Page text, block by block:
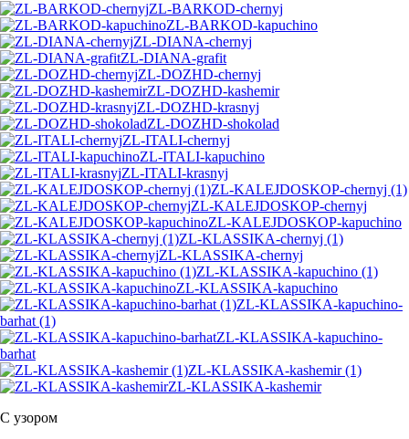
ZL-BARKOD-chernyj
ZL-BARKOD-kapuchino
ZL-DIANA-chernyj
ZL-DIANA-grafit
ZL-DOZHD-chernyj
ZL-DOZHD-kashemir
ZL-DOZHD-krasnyj
ZL-DOZHD-shokolad
ZL-ITALI-chernyj
ZL-ITALI-kapuchino
ZL-ITALI-krasnyj
ZL-KALEJDOSKOP-chernyj (1)
ZL-KALEJDOSKOP-chernyj
ZL-KALEJDOSKOP-kapuchino
ZL-KLASSIKA-chernyj (1)
ZL-KLASSIKA-chernyj
ZL-KLASSIKA-kapuchino (1)
ZL-KLASSIKA-kapuchino
ZL-KLASSIKA-kapuchino-
barhat (1)
ZL-KLASSIKA-kapuchino-
barhat
ZL-KLASSIKA-kashemir (1)
ZL-KLASSIKA-kashemir
С узором